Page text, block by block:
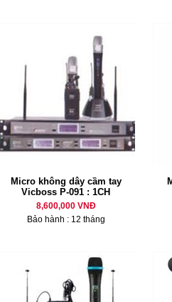
Micro không dây cầm tay
Vicboss P-091 : 1CH
8,600,000 VNĐ
Bảo hành : 12 tháng